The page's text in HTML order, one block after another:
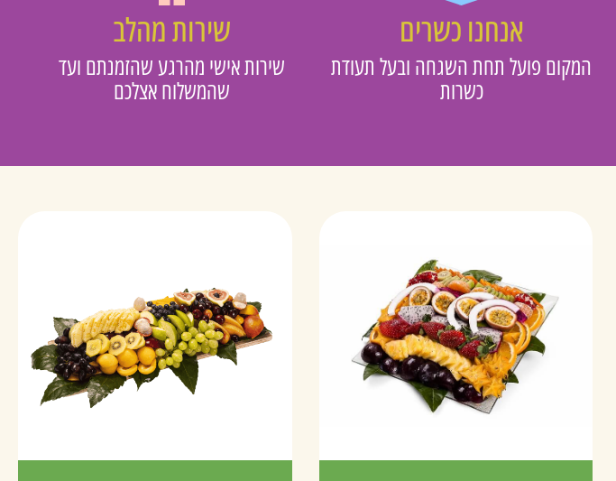
אנחנו כשרים
המקום פועל תחת השגחה ובעל תעודת
כשרות
שירות מהלב
שירות אישי מהרגע שהזמנתם ועד
שהמשלוח אצלכם